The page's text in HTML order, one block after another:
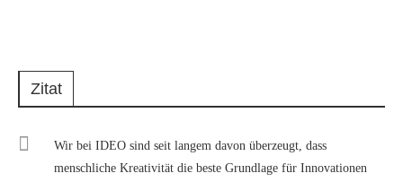
Zitat
Wir bei IDEO sind seit langem davon überzeugt, dass
menschliche Kreativität die beste Grundlage für Innovationen